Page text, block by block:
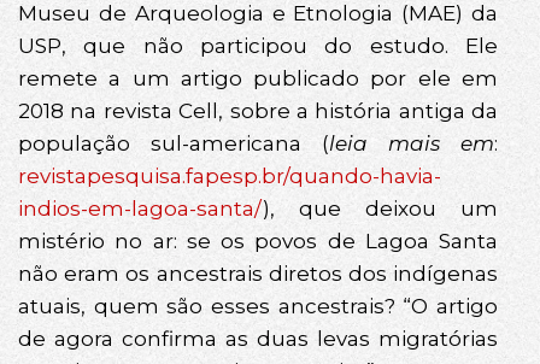
Museu de Arqueologia e Etnologia (MAE) da
USP, que não participou do estudo. Ele
remete a um artigo publicado por ele em
2018 na revista Cell, sobre a história antiga da
população sul-americana (leia mais em:
revistapesquisa.fapesp.br/quando-havia-
indios-em-lagoa-santa/), que deixou um
mistério no ar: se os povos de Lagoa Santa
não eram os ancestrais diretos dos indígenas
atuais, quem são esses ancestrais? “O artigo
de agora confirma as duas levas migratórias